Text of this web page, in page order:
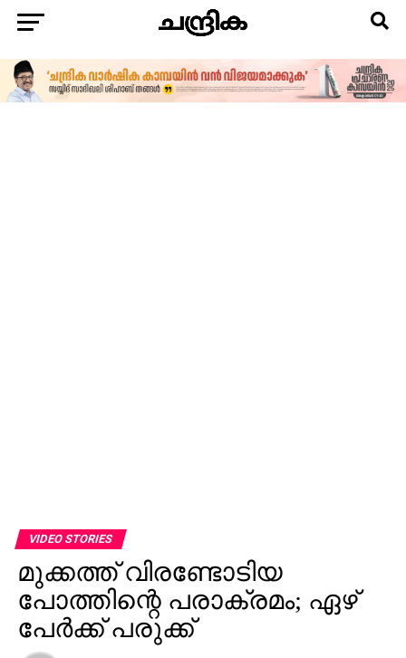
VIDEO STORIES
മുക്കത്ത് വിരണ്ടോടിയ
പോത്തിന്റെ പരാക്രമം; ഏഴ്
പേര്‍ക്ക് പരുക്ക്